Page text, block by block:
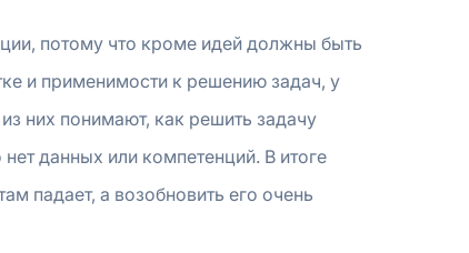
потому что кроме идей должны быть
и применимости к решению задач, у
них понимают, как решить задачу
данных или компетенций. В итоге
падает, а возобновить его очень